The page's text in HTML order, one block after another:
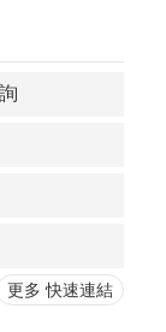
更多 快速連結